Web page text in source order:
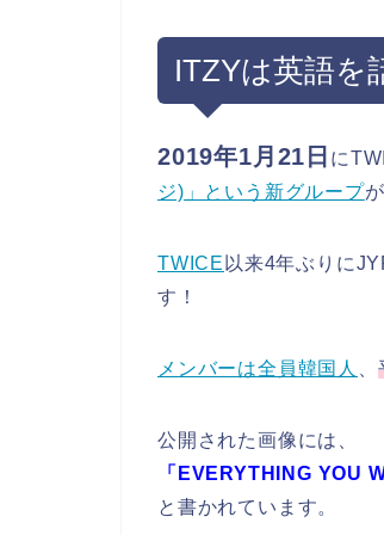
ITZYは英語を
2019年1月21日 に
ジ)」という新グループ
TWICE 以来4年ぶりに
す！
メンバーは全員韓国人
公開された画像には、
「EVERYTHING YOU
と書かれています。